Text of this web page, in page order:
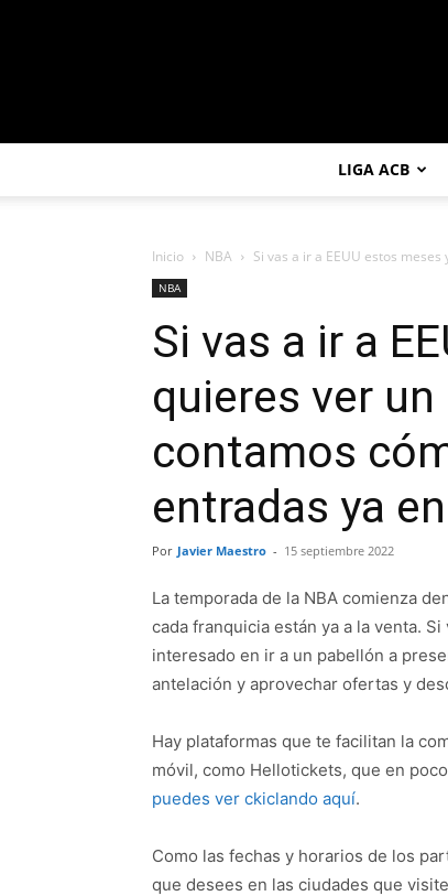
LIGA ACB
Inicio NBA Si vas a ir a EEUU estos meses
NBA
Si vas a ir a
quieres ver
contamos
entradas ya
Por Javier Maestro - 15 septiembre 2022
La temporada de la NBA comienza
cada franquicia están ya a la venta.
interesado en ir a un pabellón a
antelación y aprovechar ofertas y
Hay plataformas que te facilitan la
móvil, como Hellotickets, que en
puedes ver ckiclando aquí.
Como las fechas y horarios de los
que desees en las ciudades que